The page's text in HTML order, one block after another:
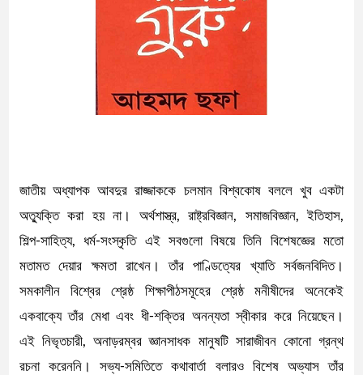
জাতীয় অধ্যাপক আবদুর রাজ্জাককে চলমান বিশ্বকোষ বললে খুব একটা
অত্যুক্তি করা হয় না। অর্থশাস্ত্র, রাষ্ট্রবিজ্ঞান, সমাজবিজ্ঞান, ইতিহাস,
শিল্প-সাহিত্য, ধর্ম-সংস্কৃতি এই সবগুলো বিষয়ে তিনি বিশেষজ্ঞের মতো
মতামত দেয়ার ক্ষমতা রাখেন। তাঁর পাণ্ডিত্যের খ্যাতি সর্বজনবিদিত।
সমকালীন বিশ্বের শ্রেষ্ঠ শিক্ষাপীঠসমূহের শ্রেষ্ঠ মনীষীদের অনেকেই
একবাক্যে তাঁর মেধা এবং ধী-শক্তির অনন্যতা স্বীকার করে নিয়েছেন।
এই নিভৃতচারী, অনাড়রম্বর জ্ঞানসাধক মানুষটি সারাজীবন কোনো গ্রন্থ
রচনা করেননি। সভ্য-সমিতিতে কথাবার্তা বলারও বিশেষ অভ্যাস তাঁর